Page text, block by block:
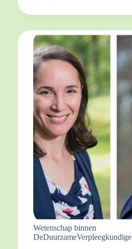
Wetenschap binnen
DeDuurzameVerpleegkundige